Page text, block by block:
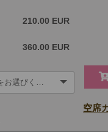
210.00 EUR
360.00 EUR
空席